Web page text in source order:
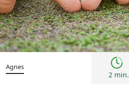
Agnes
2 min.